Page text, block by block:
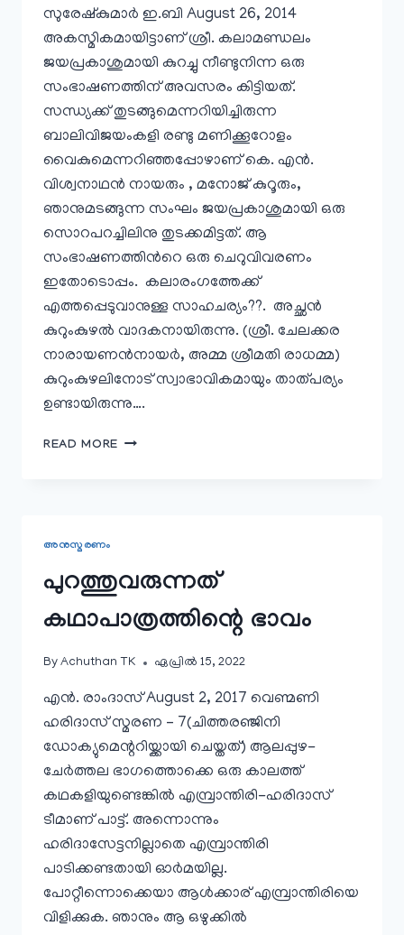
സുരേഷ്കുമാര്‍ ഇ.ബി August 26, 2014
അകസ്മികമായിട്ടാണ് ശ്രീ. കലാമണ്ഡലം
ജയപ്രകാശുമായി കുറച്ചു നീണ്ടുനിന്ന ഒരു
സംഭാഷണത്തിന് അവസരം കിട്ടിയത്.
സന്ധ്യക്ക്‌ തുടങ്ങുമെന്നറിയിച്ചിരുന്ന
ബാലിവിജയംകളി രണ്ടു മണിക്കൂറോളം
വൈകുമെന്നറിഞ്ഞപ്പോഴാണ് കെ. എന്‍.
വിശ്വനാഥന്‍ നായരും , മനോജ്‌ കുറൂരും,
ഞാനുമടങ്ങുന്ന സംഘം ജയപ്രകാശുമായി ഒരു
സൊറപറച്ചിലിനു തുടക്കമിട്ടത്. ആ
സംഭാഷണത്തിന്‍റെ ഒരു ചെറുവിവരണം
ഇതോടൊപ്പം. കലാരംഗത്തേക്ക്
എത്തപ്പെടുവാനുള്ള സാഹചര്യം??. അച്ഛന്‍
കുറുംകുഴല്‍ വാദകനായിരുന്നു. (ശ്രീ. ചേലക്കര
നാരായണന്‍നായര്‍, അമ്മ ശ്രീമതി രാധമ്മ)
കുറുംകുഴലിനോട് സ്വാഭാവികമായും താത്പര്യം
ഉണ്ടായിരുന്നു….
READ MORE കലാമണ്ഡലം
അനുസ്മരണം
പുറത്തുവരുന്നത്
കഥാപാത്രത്തിന്റെ ഭാവം
By Achuthan TK ഏപ്രിൽ 15, 2022
എൻ. രാംദാസ് August 2, 2017 വെണ്മണി
ഹരിദാസ് സ്മരണ – 7(ചിത്തരഞ്ജിനി
ഡോക്യുമെന്ററിയ്ക്കായി ചെയ്തത്) ആലപ്പുഴ-
ചേർത്തല ഭാഗത്തൊക്കെ ഒരു കാലത്ത്
കഥകളിയുണ്ടെങ്കിൽ എമ്പ്രാന്തിരി-ഹരിദാസ്
ടീമാണ് പാട്ട്. അന്നൊന്നും
ഹരിദാസേട്ടനില്ലാതെ എമ്പ്രാന്തിരി
പാടിക്കണ്ടതായി ഓർമയില്ല.
പോറ്റീന്നൊക്കെയാ ആൾക്കാര് എമ്പ്രാന്തിരിയെ
വിളിക്കുക. ഞാനും ആ ഒഴുക്കിൽ